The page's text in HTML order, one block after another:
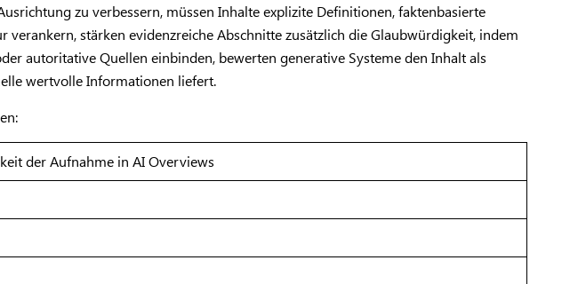
zu verbessern, müssen Inhalte explizite Definitionen, faktenbasierte
stärken evidenzreiche Abschnitte zusätzlich die Glaubwürdigkeit, indem
autoritative Quellen einbinden, bewerten generative Systeme den Inhalt als
wertvolle Informationen liefert.
der Aufnahme in AI Overviews